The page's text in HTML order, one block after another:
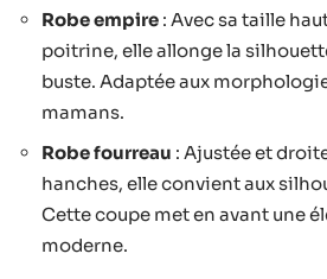
Robe empire : Avec sa taille
poitrine, elle allonge la
buste. Adaptée aux
mamans.
Robe fourreau : Ajustée et
hanches, elle convient aux
Cette coupe met en avant une
moderne.